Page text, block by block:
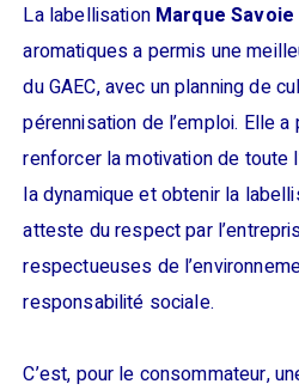
La labellisation Marque Savoie
aromatiques a permis une
du GAEC, avec un planning de
pérennisation de l’emploi. Elle
renforcer la motivation de toute
la dynamique et obtenir la
atteste du respect par
respectueuses de
responsabilité sociale.
C’est, pour le consommateur,